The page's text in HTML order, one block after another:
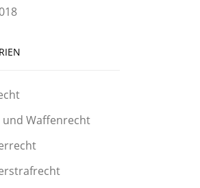
und Waffenrecht